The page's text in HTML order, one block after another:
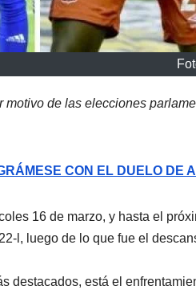
motivo de las elecciones
CON EL DUELO DE
16 de marzo, y hasta el
l, luego de lo que fue el
destacados, está el